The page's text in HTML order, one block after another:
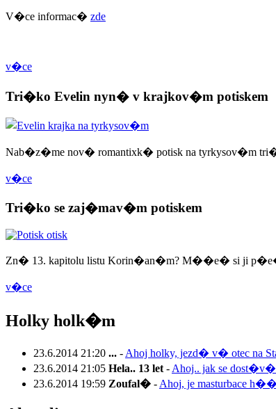
V�ce informac� zde
v�ce
Tri�ko Evelin nyn� v krajkov�m potiskem
Nab�z�me nov� romantixk� potisk na tyrkysov�m
v�ce
Tri�ko se zaj�mav�m potiskem
Zn� 13. kapitolu listu Korin�an�m? M��e� si ji
v�ce
Holky holk�m
23.6.2014 21:20 ... - Ahoj holky, jezd� v� otec na
23.6.2014 21:05 Hela.. 13 let - Ahoj.. jak se
23.6.2014 19:59 Zoufal� - Ahoj, je masturbace